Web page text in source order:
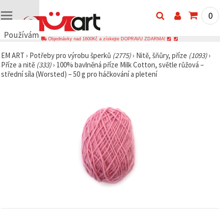
Používáme
🍪
Používáme
cookies a
zobrazovali
0
Objednávky nad 1600Kč a získejte DOPRAVU ZDARMA!
EM ART › Potřeby pro výrobu šperků (2775)› Nitě, šňůry, příze (1093)›
Příze a nitě (333)› 100% bavlněná příze Milk Cotton, světle růžová –
střední síla (Worsted) – 50 g pro háčkování a pletení